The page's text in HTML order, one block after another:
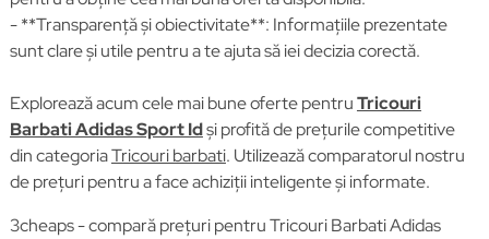
- **Transparență și obiectivitate**: Informațiile prezentate
sunt clare și utile pentru a te ajuta să iei decizia corectă.
Explorează acum cele mai bune oferte pentruTricouri
Barbati Adidas Sport Idși profită de prețurile competitive
din categoriaTricouri barbati. Utilizează comparatorul nostru
de prețuri pentru a face achiziții inteligente și informate.
3cheaps - compară prețuri pentru Tricouri Barbati Adidas